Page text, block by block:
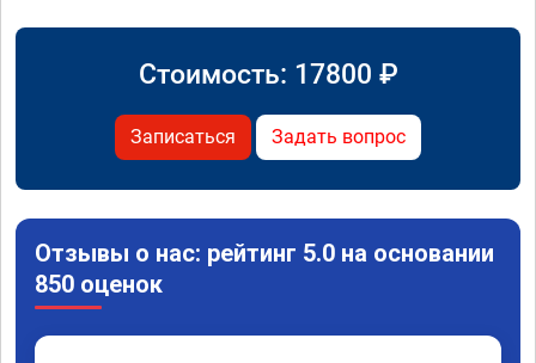
Стоимость: 17800 ₽
Записаться Задать вопрос
Отзывы о нас: рейтинг 5.0 на основании
850 оценок